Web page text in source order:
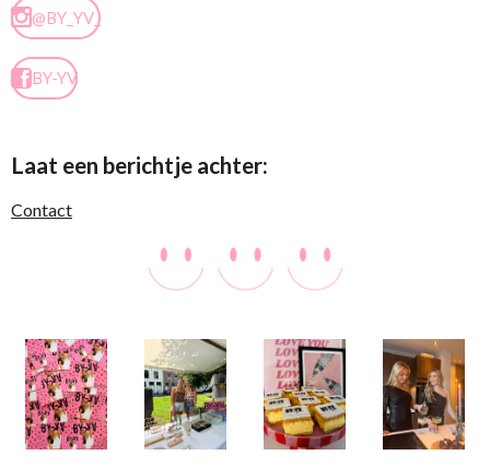
@BY_YV_
BY-YV
Laat een berichtje achter:
Contact